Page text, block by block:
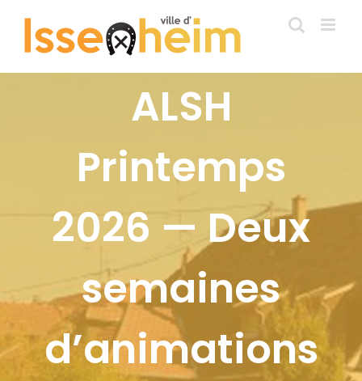
contenu
ALSH
Printemps
2026 — Deux
semaines
d’animations